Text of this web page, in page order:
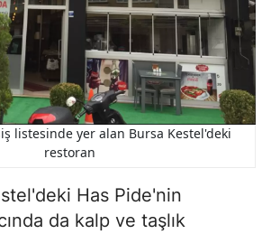
listesinde yer alan Bursa Kestel'deki
restoran
Has Pide'nin
da kalp ve taşlık